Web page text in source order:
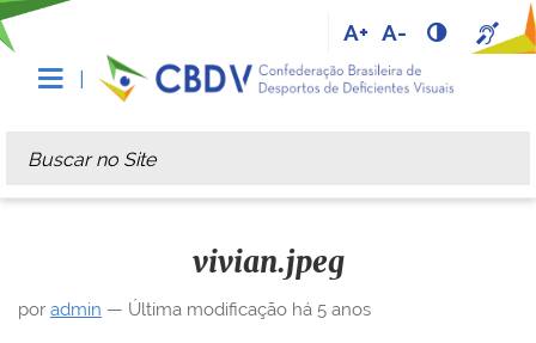
A+ A-
Busca
Busca Avançada…
vivian.jpeg
por admin — Última modificação há 5 anos